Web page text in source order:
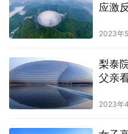
应激
2023年
梨泰
父亲
2023年